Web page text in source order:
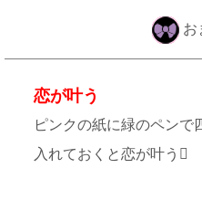
お
恋が叶う
ピンクの紙に緑のペンで
入れておくと恋が叶う